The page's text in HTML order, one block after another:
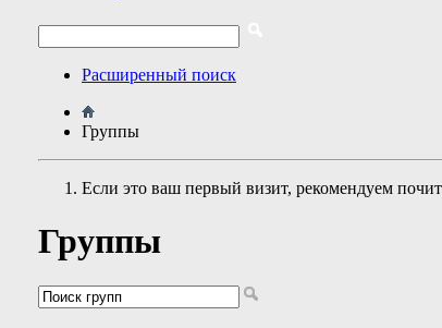
Расширенный поиск
Группы
Если это ваш первый визит, рекомендуем
Группы